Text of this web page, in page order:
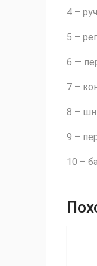
4 –
5 –
6 —
7 –
8 –
9 –
10 –